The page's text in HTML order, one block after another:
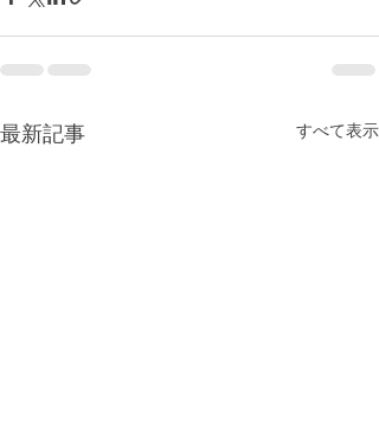
最新記事 すべて表示